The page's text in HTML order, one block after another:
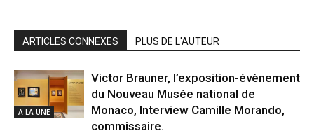
ARTICLES CONNEXES PLUS DE L'AUTEUR
A LA UNE
Victor Brauner, l’exposition-évènement
du Nouveau Musée national de
Monaco, Interview Camille Morando,
commissaire.